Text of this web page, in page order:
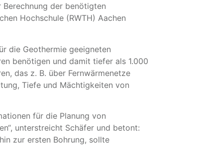
der benötigten
Hochschule (RWTH) Aachen
die Geothermie geeigneten
benötigen und damit tiefer als 1.000
das z. B. über Fernwärmenetze
Tiefe und Mächtigkeiten von
für die Planung von
unterstreicht Schäfer und betont:
zur ersten Bohrung, sollte